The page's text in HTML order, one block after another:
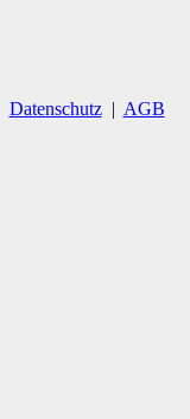
Datenschutz| AGB